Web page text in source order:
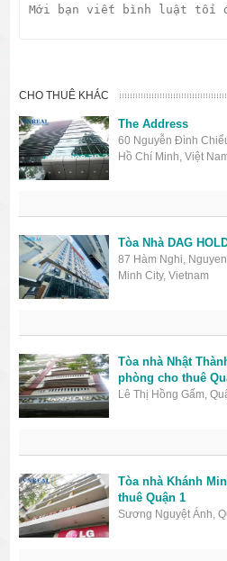
CHO THUÊ KHÁC
The Address
60 Nguyễn Đình
Hồ Chí Minh, Việt
Tòa Nhà DAG
87 Hàm Nghi,
Minh City, Vietnam
Tòa nhà Nhật
phòng cho thuê
Lê Thị Hồng Gấm,
Tòa nhà Khánh
thuê Quận 1
Sương Nguyệt Ánh,